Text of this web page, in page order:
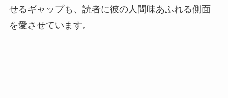
せるギャップも、読者に彼の人間味あふれる側面
を愛させています。